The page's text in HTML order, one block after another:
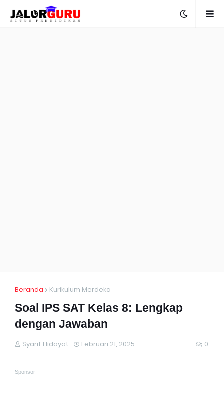
Beranda Kurikulum Merdeka
Soal IPS SAT Kelas 8: Lengkap
dengan Jawaban
Syarif Hidayat Februari 21, 2025 0
Sponsor